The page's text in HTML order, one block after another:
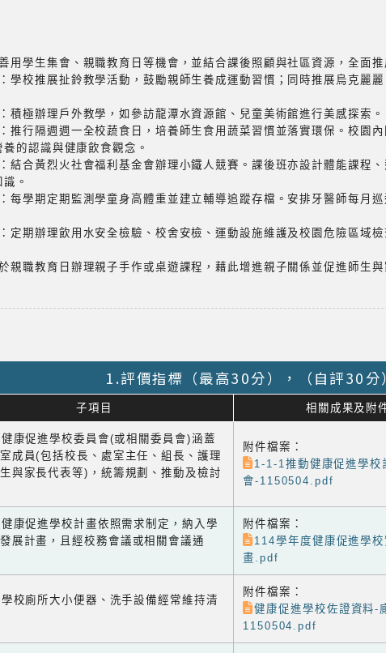
用學生集會、親職教育日等機會，並結合課後照顧與社區資源，全面推
學校推展扯鈴教學活動，鼓勵親師生養成運動習慣；同時推展烏克麗
積極辦理戶外教學，如參訪龍潭水資源館、兒童美術館進行美感探索。
推行隔週週一全校蔬食日，培養師生食用蔬菜習慣並落實環保。校園
的認識與健康飲食觀念。
結合黃烈火社會福利基金會辦理小鐵人競賽。課後班亦設計體能課程
。
每學期定期監測學童身高體重並建立輔導追蹤存檔。安排牙醫師每月
定期辦理飲用水安全檢驗、校舍安檢、運動設施維護及校園危險區域
親職教育日辦理親子手作或桌遊課程，藉此增進親子關係並促進師生與
1.評價指標（最高30分），（自評30分
子項目 相關成果及附
康促進學校委員會(或相關委員會)涵蓋
成員(包括校長、處室主任、組長、護理
與家長代表等)，統籌規劃、推動及檢討
附件檔案：
1-1-1推動健康促進學校
會-1150504.pdf
康促進學校計畫依照需求制定，納入學
展計畫，且經校務會議或相關會議通
附件檔案：
114學年度健康促進學校
畫.pdf
校廁所大小便器、洗手設備經常維持清
附件檔案：
健康促進學校佐證資料-
1150504.pdf